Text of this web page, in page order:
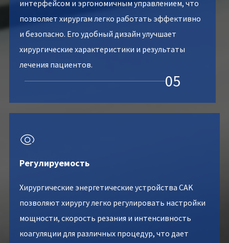
интерфейсом и эргономичным управлением, что
позволяет хирургам легко работать эффективно
и безопасно. Его удобный дизайн улучшает
хирургические характеристики и результаты
лечения пациентов.
05

Регулируемость
Хирургические энергетические устройства CAK
позволяют хирургу легко регулировать настройки
мощности, скорость резания и интенсивность
коагуляции для различных процедур, что дает